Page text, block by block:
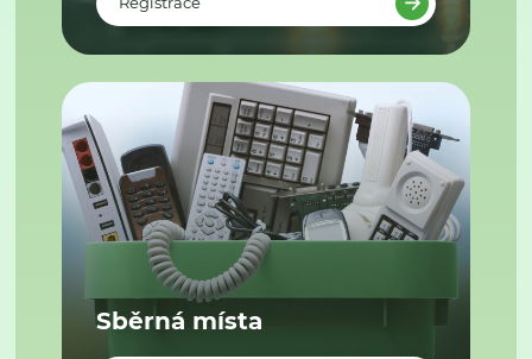
Sběrná místa